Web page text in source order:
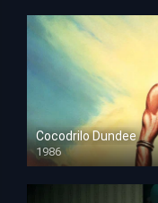
Cocodrilo Dundee
1986
HD 1080p